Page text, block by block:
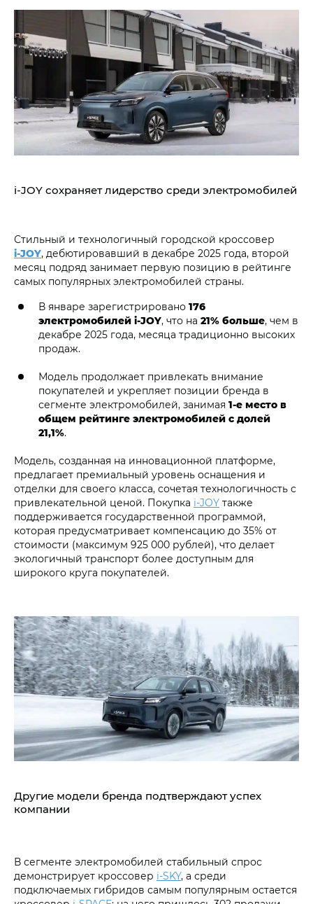
i‑JOY сохраняет лидерство среди электромобилей
Стильный и технологичный городской кроссовер
i‑JOY, дебютировавший в декабре 2025 года, второй
месяц подряд занимает первую позицию в рейтинге
самых популярных электромобилей страны.
В январе зарегистрировано 176
электромобилей i‑JOY, что на 21% больше, чем в
декабре 2025 года, месяца традиционно высоких
продаж.
Модель продолжает привлекать внимание
покупателей и укрепляет позиции бренда в
сегменте электромобилей, занимая 1-е место в
общем рейтинге электромобилей с долей
21,1%.
Модель, созданная на инновационной платформе,
предлагает премиальный уровень оснащения и
отделки для своего класса, сочетая технологичность с
привлекательной ценой. Покупка i‑JOY также
поддерживается государственной программой,
которая предусматривает компенсацию до 35% от
стоимости (максимум 925 000 рублей), что делает
экологичный транспорт более доступным для
широкого круга покупателей.
Другие модели бренда подтверждают успех
компании
В сегменте электромобилей стабильный спрос
демонстрирует кроссовер i‑SKY, а среди
подключаемых гибридов самым популярным остается